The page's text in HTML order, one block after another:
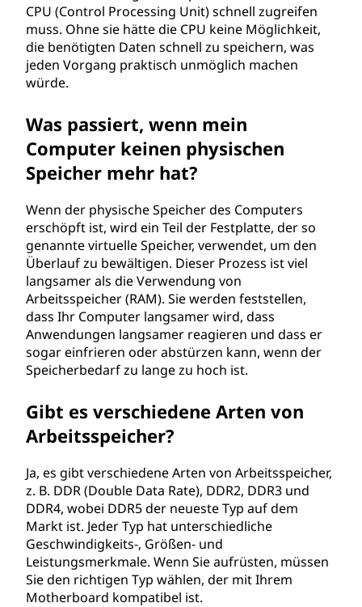
CPU (Control Processing Unit) schnell zugreifen
muss. Ohne sie hätte die CPU keine Möglichkeit,
die benötigten Daten schnell zu speichern, was
jeden Vorgang praktisch unmöglich machen
würde.
Was passiert, wenn mein
Computer keinen physischen
Speicher mehr hat?
Wenn der physische Speicher des Computers
erschöpft ist, wird ein Teil der Festplatte, der so
genannte virtuelle Speicher, verwendet, um den
Überlauf zu bewältigen. Dieser Prozess ist viel
langsamer als die Verwendung von
Arbeitsspeicher (RAM). Sie werden feststellen,
dass Ihr Computer langsamer wird, dass
Anwendungen langsamer reagieren und dass er
sogar einfrieren oder abstürzen kann, wenn der
Speicherbedarf zu lange zu hoch ist.
Gibt es verschiedene Arten von
Arbeitsspeicher?
Ja, es gibt verschiedene Arten von Arbeitsspeicher,
z. B. DDR (Double Data Rate), DDR2, DDR3 und
DDR4, wobei DDR5 der neueste Typ auf dem
Markt ist. Jeder Typ hat unterschiedliche
Geschwindigkeits-, Größen- und
Leistungsmerkmale. Wenn Sie aufrüsten, müssen
Sie den richtigen Typ wählen, der mit Ihrem
Motherboard kompatibel ist.